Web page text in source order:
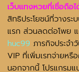
เว็บแทงหวยที่เชื่อถือ
สิทธิประโยชน์ที่วางระ
แรก ส่วนลดต่อโพย
huc99 ภารกิจประจำ
VIP ที่เพิ่มเรทจ่ายหรื
นอกจากนี้ โปรแกรม